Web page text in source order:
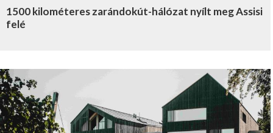
1500 kilométeres zarándokút-hálózat nyílt meg Assisi
felé